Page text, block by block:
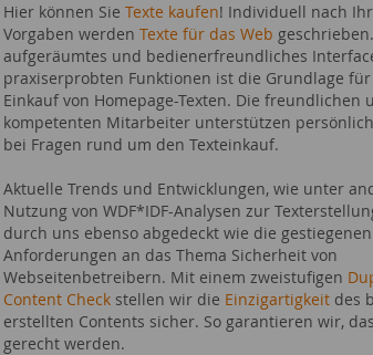
Hier können Sie Texte kaufen! Individuell nach
Vorgaben werden Texte für das Web
aufgeräumtes und bedienerfreundliches
praxiserprobten Funktionen ist die Grundlage
Einkauf von Homepage-Texten. Die freundlichen
kompetenten Mitarbeiter unterstützen
bei Fragen rund um den Texteinkauf.
Aktuelle Trends und Entwicklungen, wie unter
Nutzung von WDF*IDF-Analysen zur
durch uns ebenso abgedeckt wie die gestiegenen
Anforderungen an das Thema Sicherheit von
Webseitenbetreibern. Mit einem zweistufigen
Content Check stellen wir die Einzigartigkeit des
erstellten Contents sicher. So garantieren wir,
gerecht werden.